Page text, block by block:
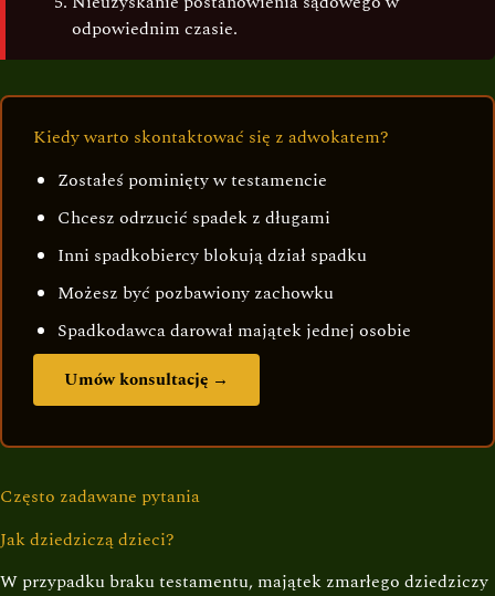
odpowiednim czasie.
Kiedy warto skontaktować się z adwokatem?
Zostałeś pominięty w testamencie
Chcesz odrzucić spadek z długami
Inni spadkobiercy blokują dział spadku
Możesz być pozbawiony zachowku
Spadkodawca darował majątek jednej osobie
Umów konsultację →
Często zadawane pytania
Jak dziedziczą dzieci?
W przypadku braku testamentu, majątek zmarłego dziedziczy